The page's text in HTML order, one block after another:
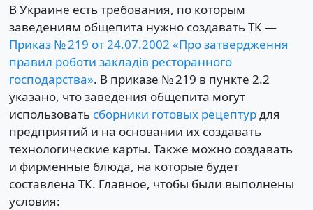
В Украине есть требования, по которым
заведениям общепита нужно создавать ТК —
Приказ № 219 от 24.07.2002 «Про затвердження
правил роботи закладів ресторанного
господарства». В приказе № 219 в пункте 2.2
указано, что заведения общепита могут
использовать сборники готовых рецептурдля
предприятий и на основании их создавать
технологические карты. Также можно создавать
и фирменные блюда, на которые будет
составлена ТК. Главное, чтобы были выполнены
условия: